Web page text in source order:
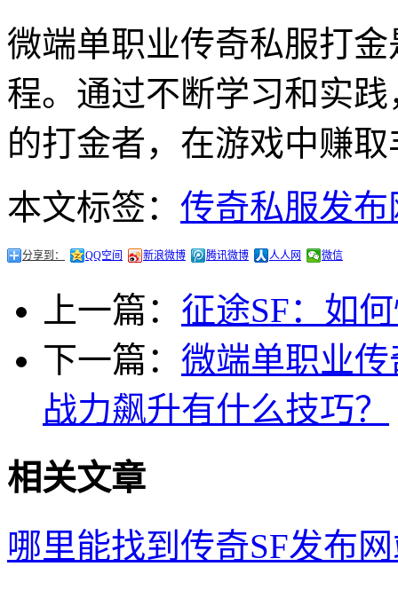
微端单职业传奇私服打
程。通过不断学习和实
的打金者，在游戏中赚
本文标签： 传奇私服发布
分享到： QQ空间 新浪微博 腾讯微博 人人网 微信
上一篇： 征途SF：如
下一篇： 微端单职业
战力飙升有什么技巧？
相关文章
哪里能找到传奇SF发布